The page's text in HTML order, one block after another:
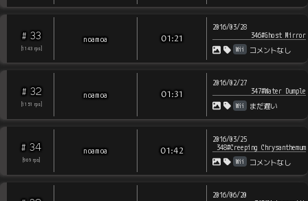
# 33
1143 rps
noamoa 01:21
2016/03/28
346#Ghost Mirror
Wii コメントなし
# 32
1151 rps
noamoa 01:31
2016/02/27
347#Water Dumple
Wii まだ遅い
# 34
[969 rps
noamoa 01:42
2016/03/25
348#Creeping Chrysanthemum
Wii コメントなし
2016/06/20